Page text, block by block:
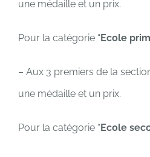
une médaille et un prix.
Pour la catégorie “ Ecole
– Aux 3 premiers de la
une médaille et un prix.
Pour la catégorie “ Ecole